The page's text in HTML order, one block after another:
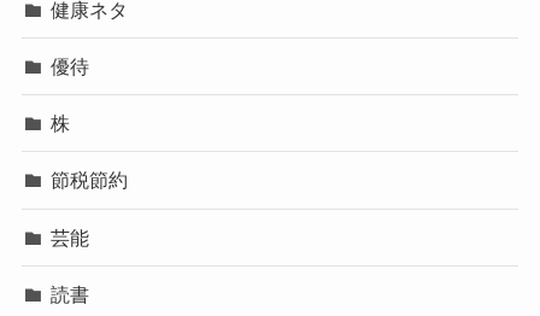
健康ネタ
優待
株
節税節約
芸能
読書